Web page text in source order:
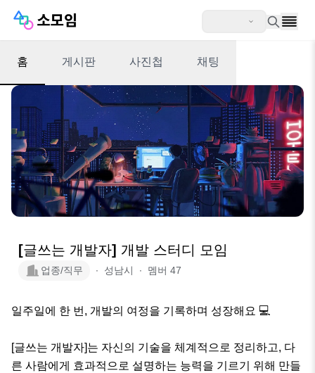
홈 게시판 사진첩 채팅
[글쓰는 개발자] 개발 스터디 모임
업종/직무 ∙ 성남시 ∙ 멤버 47
일주일에 한 번, 개발의 여정을 기록하며 성장해요 💻
[글쓰는 개발자]는 자신의 기술을 체계적으로 정리하고, 다
른 사람에게 효과적으로 설명하는 능력을 기르기 위해 만들